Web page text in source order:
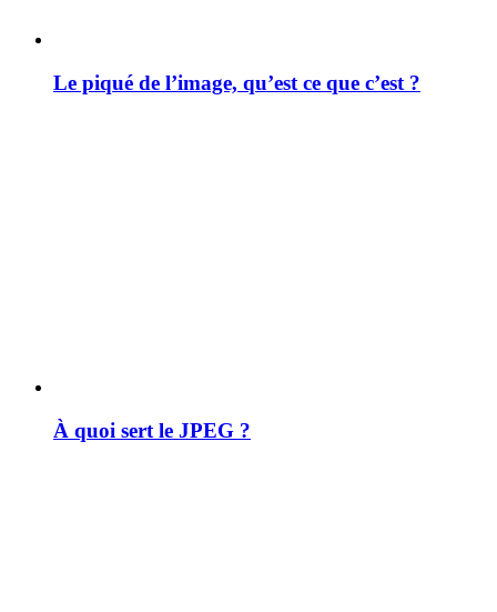
Le piqué de l’image, qu’est ce que c’est ?
À quoi sert le JPEG ?